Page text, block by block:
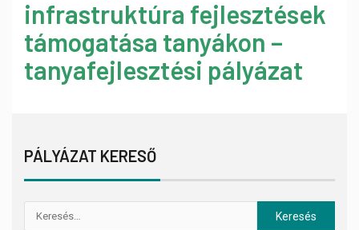
infrastruktúra fejlesztések
támogatása tanyákon –
tanyafejlesztési pályázat
PÁLYÁZAT KERESŐ